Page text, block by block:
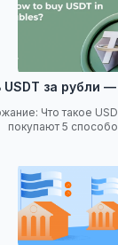
USDT за рубли
Что такое
покупают 5